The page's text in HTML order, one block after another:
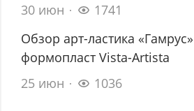
30 июн
1741
Обзор арт-ластика «Гамрус»
формопласт Vista-Artista
25 июн
1036